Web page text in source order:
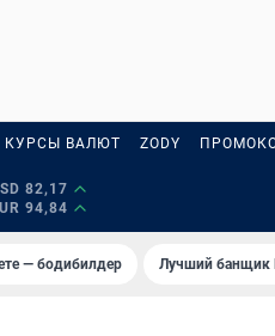
КУРСЫ ВАЛЮТ ZODY
82,17
94,84
— бодибилдер Лучший банщик